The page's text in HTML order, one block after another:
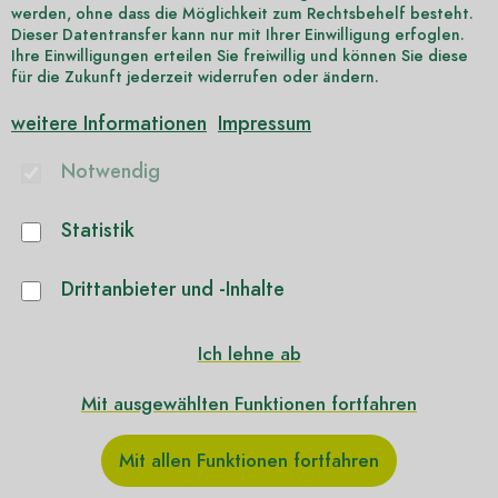
KONRAD WOLF
Marlene-Dietrich-Allee 11
D-14482 Potsdam
www.filmuniversitaet.de
#terrathesis
Youtube
Threads
Kontakt Impressum Datenschutz Cookies
werden, ohne dass die Möglichkeit zum Rechtsbehelf besteht.
Dieser Datentransfer kann nur mit Ihrer Einwilligung erfoglen.
Ihre Einwilligungen erteilen Sie freiwillig und können Sie diese
für die Zukunft jederzeit widerrufen oder ändern.
weitere Informationen Impressum
Notwendig
Statistik
Drittanbieter und -Inhalte
Ich lehne ab
Mit ausgewählten Funktionen fortfahren
Mit allen Funktionen fortfahren